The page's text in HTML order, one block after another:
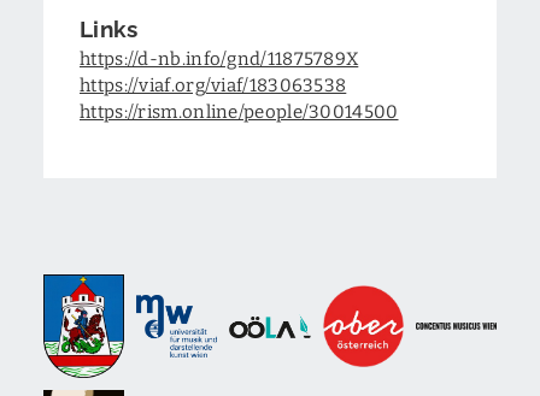
Links
https://d-nb.info/gnd/11875789X
https://viaf.org/viaf/183063538
https://rism.online/people/30014500